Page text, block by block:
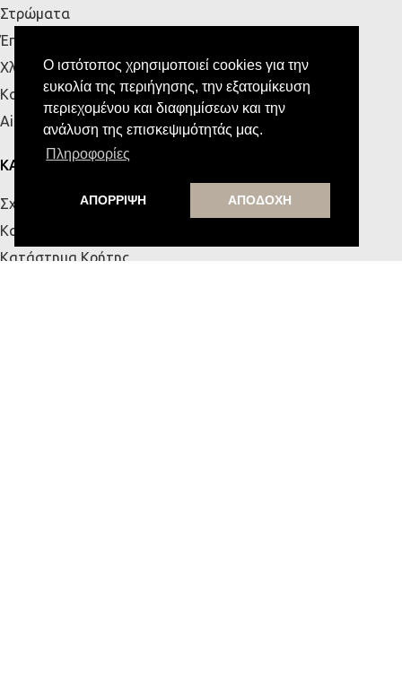
Ο ιστότοπος χρησιμοποιεί cookies για την
ευκολία της περιήγησης, την εξατομίκευση
περιεχομένου και διαφημίσεων και την
ανάλυση της επισκεψιμότητάς μας.
Πληροφορίες
ΑΠΟΡΡΙΨΗ ΑΠΟΔΟΧΗ
Στρώματα
Έπιπλα Εξωτερικού Χώρου
Χλοοτάπητες
Κουζίνα
Airbnb
ΚΑΤΑΣΤΗΜΑΤΑ
Σχετικά με εμάς
Κατάστημα Πάτρας
Κατάστημα Κρήτης